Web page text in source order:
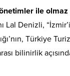
ile olmaz
Lal Denizli,
Türkiye
bilinirlik